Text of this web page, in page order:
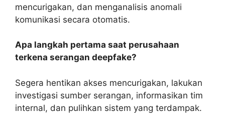
mencurigakan, dan menganalisis anomali
komunikasi secara otomatis.
Apa langkah pertama saat perusahaan
terkena serangan deepfake?
Segera hentikan akses mencurigakan, lakukan
investigasi sumber serangan, informasikan tim
internal, dan pulihkan sistem yang terdampak.